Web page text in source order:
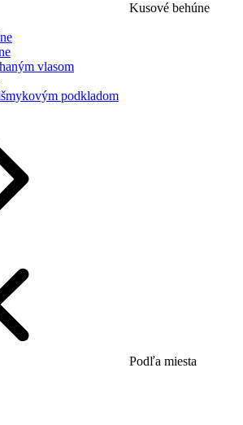
Kusové behúne
vlasom
podkladom
Podľa miesta